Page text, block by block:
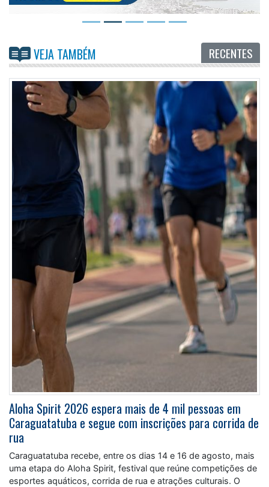
VEJA TAMBÉM RECENTES
Aloha Spirit 2026 espera mais de 4 mil pessoas em
Caraguatatuba e segue com inscrições para corrida de
rua
Caraguatatuba recebe, entre os dias 14 e 16 de agosto, mais
uma etapa do Aloha Spirit, festival que reúne competições de
esportes aquáticos, corrida de rua e atrações culturais. O